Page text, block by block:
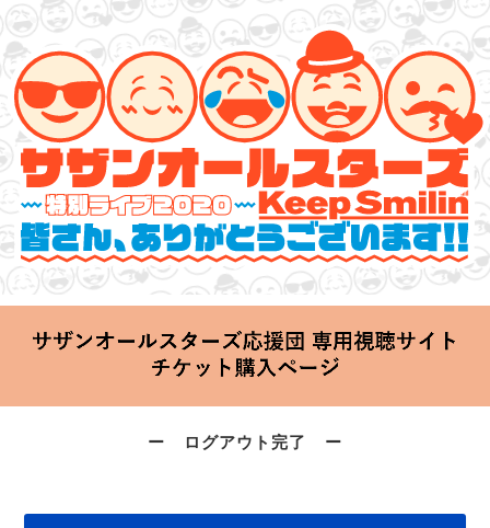
サザンオールスターズ 特別ライブ 2020
「Keep Smilin’～皆さん、ありがとうございます!!～」
2020.06.25 Thu 20:00 Start at 横浜アリーナ
ー ログアウト完了 ー